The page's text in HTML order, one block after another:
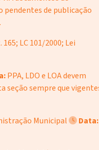
de publicação
165; LC 101/2000; Lei
PPA, LDO e LOA devem
seção sempre que
Municipal
Data: